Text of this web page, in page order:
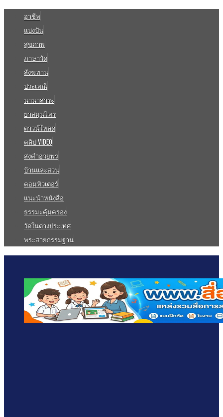
อาชีพ
แบ่งปัน
สุขภาพ
ภาษาวัด
สังฆทาน
ประเพณี
นานาสาระ
ยาสมุนไพร
ดาวน์โหลด
คลิป VIDEO
ส่งคำอวยพร
บ้านและสวน
คอมพิวเตอร์
แนะนำหนังสือ
ธรรมะคุ้มครอง
วัดในต่างประเทศ
พระสายกรรมฐาน